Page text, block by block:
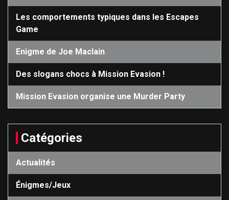
Les comportements typiques dans les Escapes
Game
Enigme de Joe Maclain
Des slogans chocs à Mission Evasion !
Mission Evasion organise une Murder Party
Catégories
Actualités
Énigmes/Jeux